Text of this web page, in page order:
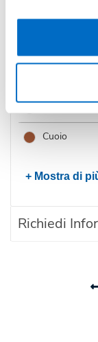
Colore
Bordeaux
Cuoio
+ Mostra di
Richiedi